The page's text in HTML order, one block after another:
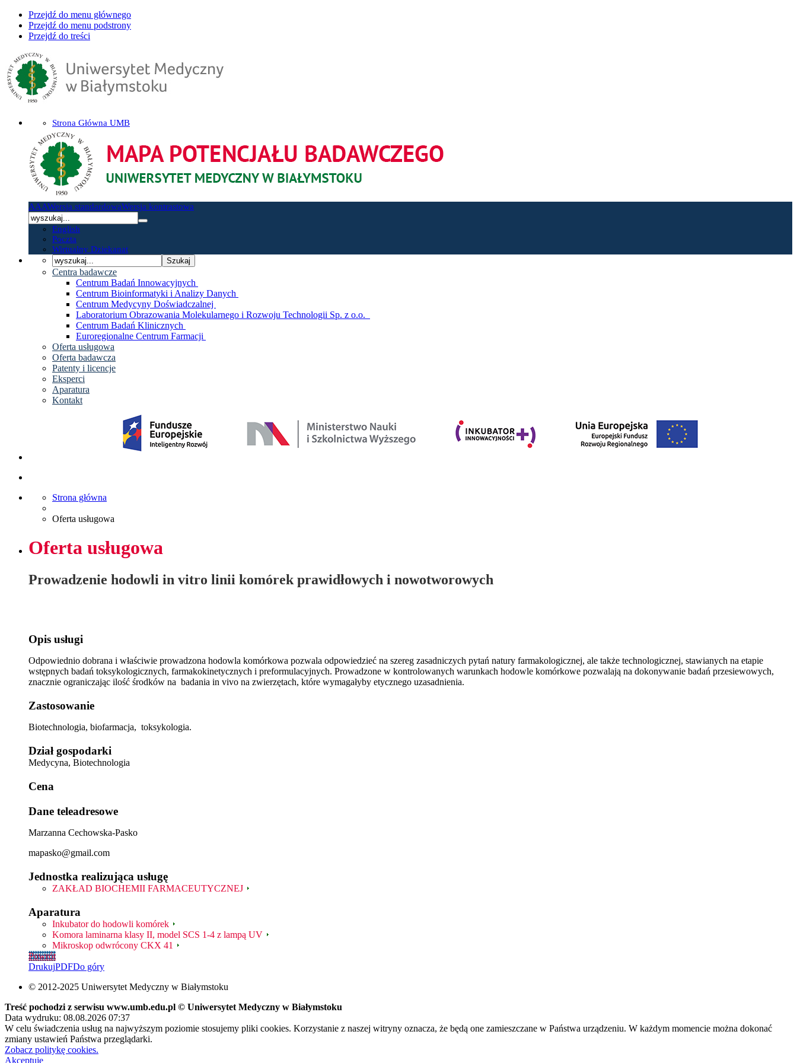
Przejdź do menu głównego
Przejdź do menu podstrony
Przejdź do treści
Strona Główna UMB
AAAWersja standardowaWersja kontrastowa
English
Poczta
Wirtualny Dziekanat
Szukaj
Centra badawcze
Centrum Badań Innowacyjnych
Centrum Bioinformatyki i Analizy Danych
Centrum Medycyny Doświadczalnej
Laboratorium Obrazowania Molekularnego i Rozwoju Technologii Sp. z o.o.
Centrum Badań Klinicznych
Euroregionalne Centrum Farmacji
Oferta usługowa
Oferta badawcza
Patenty i licencje
Eksperci
Aparatura
Kontakt
Strona główna
Oferta usługowa
Oferta usługowa
Prowadzenie hodowli in vitro linii komórek prawidłowych i nowotworowych
Opis usługi
Odpowiednio dobrana i właściwie prowadzona hodowla komórkowa pozwala odpowiedzieć na szereg zasadniczych pytań natury farmakologicznej, ale także technologicznej, stawianych na etapie
wstępnych badań toksykologicznych, farmakokinetycznych i preformulacyjnych. Prowadzone w kontrolowanych warunkach hodowle komórkowe pozwalają na dokonywanie badań przesiewowych,
znacznie ograniczając ilość środków na badania in vivo na zwierzętach, które wymagałyby etycznego uzasadnienia.
Zastosowanie
Biotechnologia, biofarmacja, toksykologia.
Dział gospodarki
Medycyna, Biotechnologia
Cena
Dane teleadresowe
Marzanna Cechowska-Pasko
mapasko@gmail.com
Jednostka realizująca usługę
ZAKŁAD BIOCHEMII FARMACEUTYCZNEJ
Aparatura
Inkubator do hodowli komórek
Komora laminarna klasy II, model SCS 1-4 z lampą UV
Mikroskop odwrócony CKX 41
Powrót
DrukujPDFDo góry
© 2012-2025 Uniwersytet Medyczny w Białymstoku
Treść pochodzi z serwisu www.umb.edu.pl © Uniwersytet Medyczny w Białymstoku
Data wydruku: 08.08.2026 07:37
W celu świadczenia usług na najwyższym poziomie stosujemy pliki cookies. Korzystanie z naszej witryny oznacza, że będą one zamieszczane w Państwa urządzeniu. W każdym momencie można dokonać
zmiany ustawień Państwa przeglądarki.
Zobacz politykę cookies.
Akceptuję